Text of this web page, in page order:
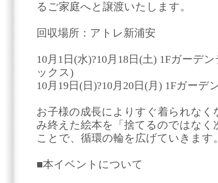
るご家庭へと譲渡いたします。
回収場所：アトレ新浦安
10月1日(水)?10月18日(土) 1Fガーデ
ックス)
10月19日(日)?10月20日(月) 1Fガーデ
お子様の成長によりすぐ着られな
み終えた絵本を「捨てるのではな
ことで、循環の輪を広げていきます
■本イベントについて